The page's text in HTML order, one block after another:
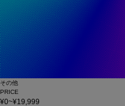
その他
PRICE
¥0~¥19,999